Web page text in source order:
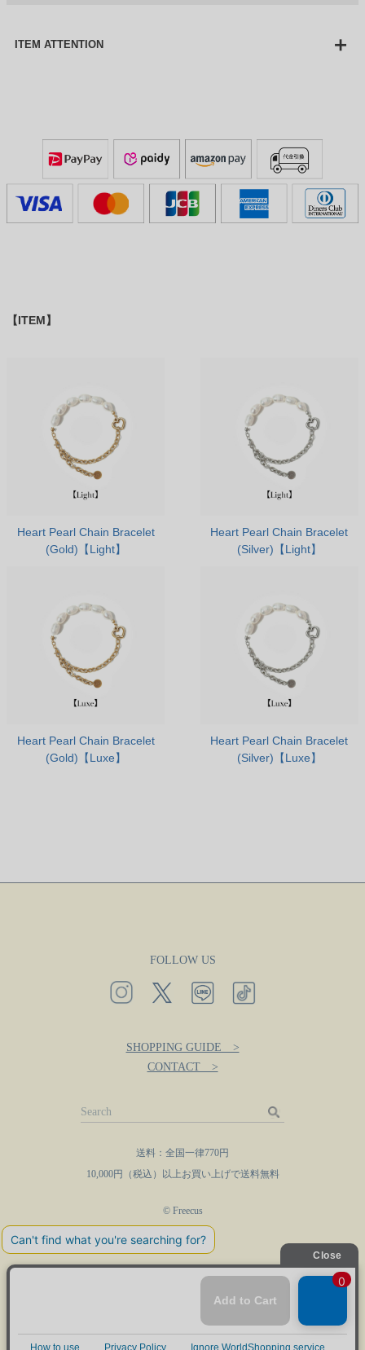
ITEM ATTENTION
【ITEM】
Heart Pearl Chain Bracelet
(Gold)【Light】
Heart Pearl Chain Bracelet
(Silver)【Light】
Heart Pearl Chain Bracelet
(Gold)【Luxe】
Heart Pearl Chain Bracelet
(Silver)【Luxe】
FOLLOW US
SHOPPING GUIDE >
CONTACT >
送料：全国一律770円
10,000円（税込）以上お買い上げで送料無料
© Freecus